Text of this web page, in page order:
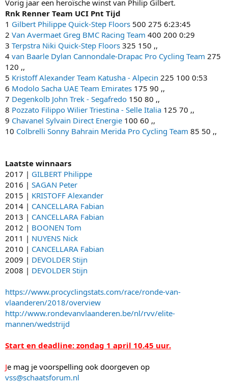
Vorig jaar een heroïsche winst van Philip Gilbert.
Rnk Renner Team UCI Pnt Tijd
1 Gilbert Philippe Quick-Step Floors 500 275 6:23:45
2 Van Avermaet Greg BMC Racing Team 400 200 0:29
3 Terpstra Niki Quick-Step Floors 325 150 ,,
4 van Baarle Dylan Cannondale-Drapac Pro Cycling Team 275
120 ,,
5 Kristoff Alexander Team Katusha - Alpecin 225 100 0:53
6 Modolo Sacha UAE Team Emirates 175 90 ,,
7 Degenkolb John Trek - Segafredo 150 80 ,,
8 Pozzato Filippo Wilier Triestina - Selle Italia 125 70 ,,
9 Chavanel Sylvain Direct Energie 100 60 ,,
10 Colbrelli Sonny Bahrain Merida Pro Cycling Team 85 50 ,,
Laatste winnaars
2017 | GILBERT Philippe
2016 | SAGAN Peter
2015 | KRISTOFF Alexander
2014 | CANCELLARA Fabian
2013 | CANCELLARA Fabian
2012 | BOONEN Tom
2011 | NUYENS Nick
2010 | CANCELLARA Fabian
2009 | DEVOLDER Stijn
2008 | DEVOLDER Stijn
https://www.procyclingstats.com/race/ronde-van-
vlaanderen/2018/overview
http://www.rondevanvlaanderen.be/nl/rvv/elite-
mannen/wedstrijd
Start en deadline: zondag 1 april 10.45 uur.
Je mag je voorspelling ook doorgeven op
vss@schaatsforum.nl